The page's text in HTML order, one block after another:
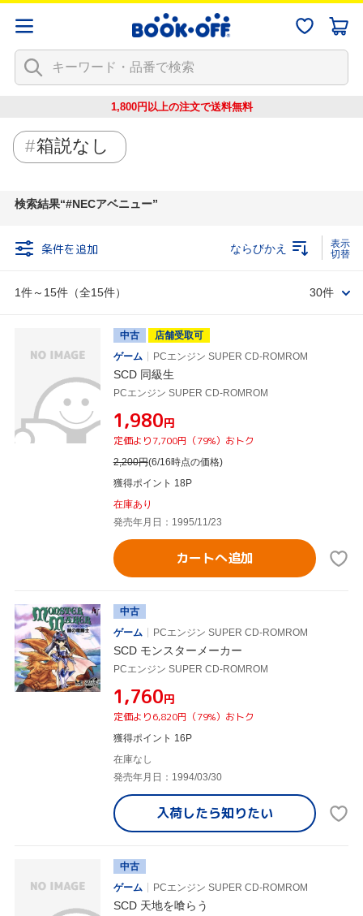
1,800円以上の注文で送料無料
箱説なし
検索結果 #NECアベニュー
条件を追加
1件～15件（全15件）
ならびかえ
30件
中古
店舗受取可
ゲーム
PCエンジン SUPER CD-ROMROM
SCD 同級生
PCエンジン SUPER CD-ROMROM
¥1,980円
定価より7,700円（79%）おトク
2,200円(6/16時点の価格)
獲得ポイント 18P
在庫あり
発売年月日：1995/11/23
カートへ追加
中古
ゲーム
PCエンジン SUPER CD-ROMROM
SCD モンスターメーカー
PCエンジン SUPER CD-ROMROM
¥1,760円
定価より6,820円（79%）おトク
獲得ポイント 16P
在庫なし
発売年月日：1994/03/30
入荷したら知りたい
中古
ゲーム
PCエンジン SUPER CD-ROMROM
SCD 天地を喰らう